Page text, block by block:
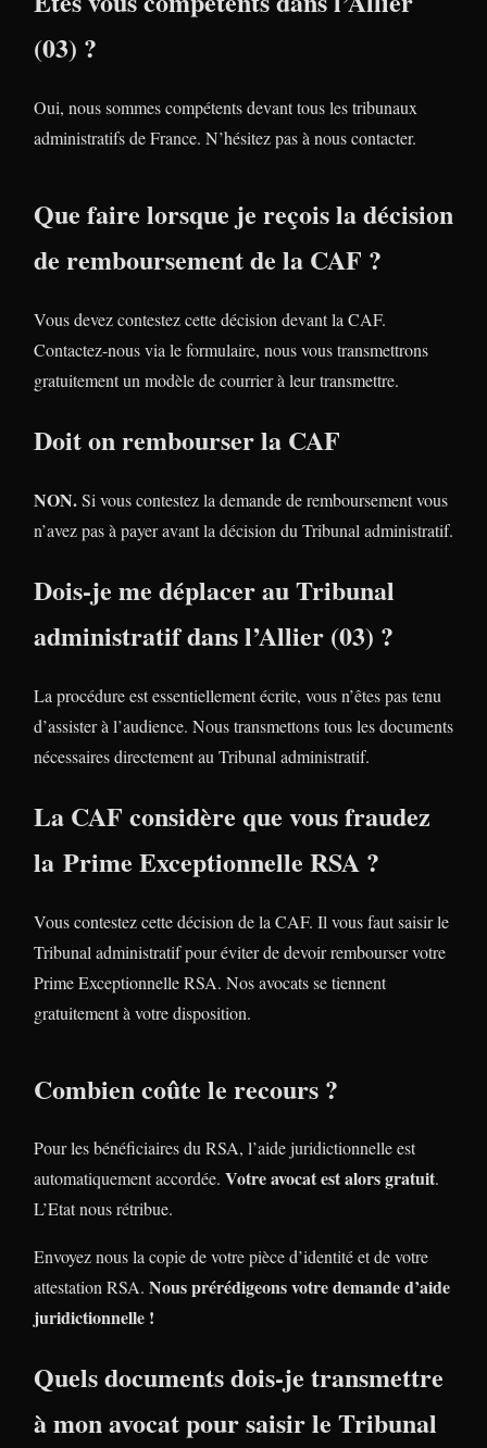
(03) ?
Oui, nous sommes compétents devant tous les tribunaux
administratifs de France. N’hésitez pas à nous contacter.
Que faire lorsque je reçois la décision
de remboursement de la CAF ?
Vous devez contestez cette décision devant la CAF.
Contactez-nous via le formulaire, nous vous transmettrons
gratuitement un modèle de courrier à leur transmettre.
Doit on rembourser la CAF
NON.Si vous contestez la demande de remboursement vous
n’avez pas à payer avant la décision du Tribunal administratif.
Dois-je me déplacer au Tribunal
administratif dans l’Allier (03) ?
La procédure est essentiellement écrite, vous n’êtes pas tenu
d’assister à l’audience. Nous transmettons tous les documents
nécessaires directement au Tribunal administratif.
La CAF considère que vous fraudez
la Prime Exceptionnelle RSA ?
Vous contestez cette décision de la CAF. Il vous faut saisir le
Tribunal administratif pour éviter de devoir rembourser votre
Prime Exceptionnelle RSA. Nos avocats se tiennent
gratuitement à votre disposition.
Combien coûte le recours ?
Pour les bénéficiaires du RSA, l’aide juridictionnelle est
automatiquement accordée. Votre avocat est alors gratuit.
L’Etat nous rétribue.
Envoyez nous la copie de votre pièce d’identité et de votre
attestation RSA. Nous prérédigeons votre demande d’aide
juridictionnelle !
Quels documents dois-je transmettre
à mon avocat pour saisir le Tribunal